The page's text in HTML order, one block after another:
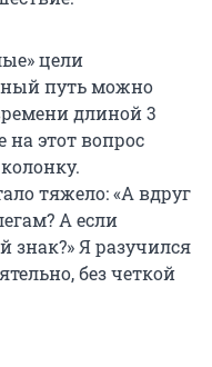
цели
путь можно
длиной 3
на этот вопрос
тяжело: «А вдруг
А если
знак?» Я разучился
без четкой